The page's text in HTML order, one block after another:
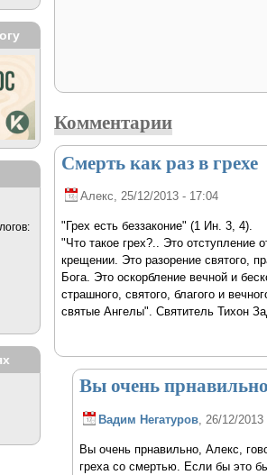
Комментарии
Смерть как раз в грехе
Алекс, 25/12/2013 - 17:04
"Грех есть беззаконие" (1 Ин. 3, 4).
"Что такое грех?.. Это отступление
крещении. Это разорение святого,
Бога. Это оскорбление вечной и
страшного, святого, благого и
святые Ангелы". Святитель Тихон
Вы очень прнавильно
Вадим Негатуров, 26/12/2013
Вы очень прнавильно, Алекс,
греха со смертью. Если бы это